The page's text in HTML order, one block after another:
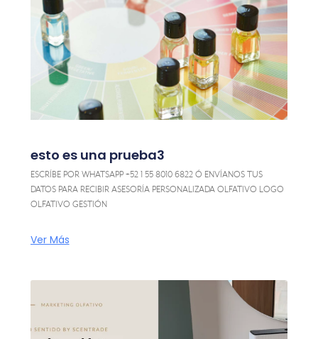
esto es una prueba3
ESCRÍBE POR WHATSAPP +52 1 55 8010 6822 Ó ENVÍANOS TUS
DATOS PARA RECIBIR ASESORÍA PERSONALIZADA OLFATIVO LOGO
OLFATIVO GESTIÓN
Ver Más